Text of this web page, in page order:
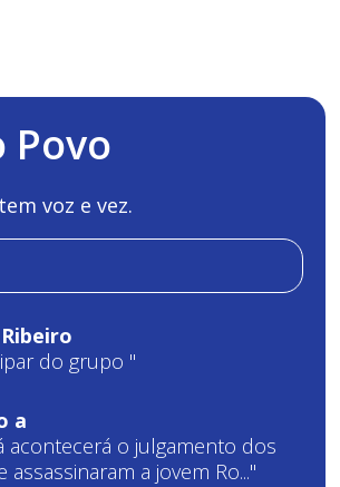
Povo
voz e vez.
do grupo "
a
acontecerá o julgamento dos
assassinaram a jovem Ro..."